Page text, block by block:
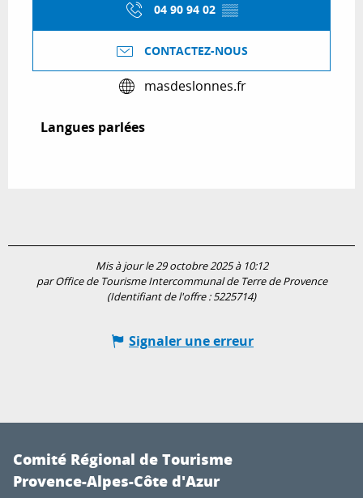
04 90 94 02 ▒▒
CONTACTEZ-NOUS
masdeslonnes.fr
Langues parlées
Langues parlées
Mis à jour le 29 octobre 2025 à 10:12
par Office de Tourisme Intercommunal de Terre de Provence
(Identifiant de l'offre :5225714)
Signaler une erreur
Comité Régional de Tourisme
Provence-Alpes-Côte d'Azur